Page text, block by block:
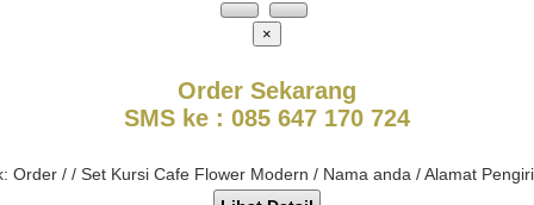
×
Order Sekarang
SMS ke : 085 647 170 724
Order / / Set Kursi Cafe Flower Modern / Nama anda / Alamat